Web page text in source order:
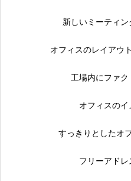
新しいミーティ
オフィスのレイアウ
工場内にファ
オフィスの
すっきりとしたオ
フリーアドレ